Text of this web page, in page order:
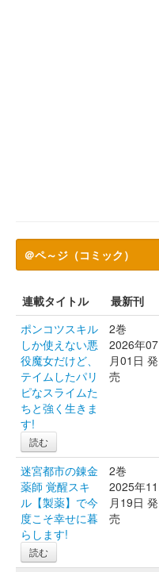
＠ペ～ジ（コミック）
連載タイトル 最新刊
ポンコツスキル
しか使えない悪
役魔女だけど、
テイムしたパリ
ピなスライムた
ちと強く生きま
す!
読む
2巻
2026年07
月01日 発
売
迷宮都市の錬金
薬師 覚醒スキ
ル【製薬】で今
度こそ幸せに暮
らします!
読む
2巻
2025年11
月19日 発
売